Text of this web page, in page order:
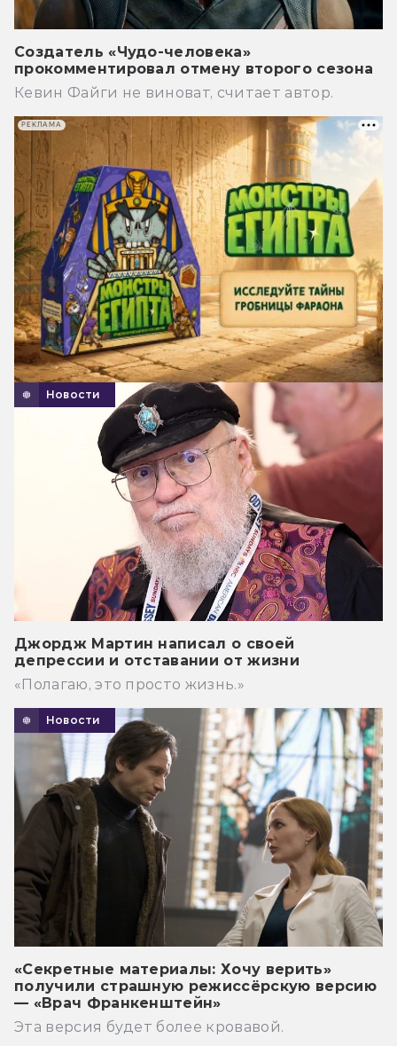
Создатель «Чудо-человека»
прокомментировал отмену второго сезона
Кевин Файги не виноват, считает автор.
Новости
Джордж Мартин написал о своей
депрессии и отставании от жизни
«Полагаю, это просто жизнь.»
Новости
«Секретные материалы: Хочу верить»
получили страшную режиссёрскую версию
— «Врач Франкенштейн»
Эта версия будет более кровавой.
РЕКЛАМА